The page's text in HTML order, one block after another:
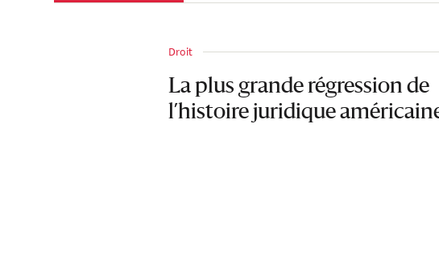
Droit
La plus grande régression de
l’histoire juridique